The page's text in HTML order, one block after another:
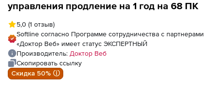
управления продление на 1 год на 68 ПК
5,0 (1 отзыв)
Softline согласно Программе сотрудничества с партнерами
«Доктор Веб» имеет статус ЭКСПЕРТНЫЙ
Производитель: Доктор Веб
Скопировать ссылку
Скидка 50% ⓘ